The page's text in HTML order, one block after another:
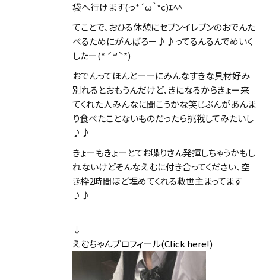
袋へ行けます(っ*´ω｀*c)ｴﾍﾍ
てことで、おひる休憩にセブンイレブンのおでんた
べるためにがんばろー♪♪ってるんるんでめいく
したー(* ˊ꒳ˋ*)
おでんってほんとーーにみんなすきな具材好み
別れるとおもうんだけど、きになるからきょー来
てくれた人みんなに聞こうかな笑じぶんがあんま
り食べたことないものだったら挑戦してみたいし
♪♪
きょーもきょーとてお喋りさん発揮しちゃうかもし
れないけどそんなえむに付き合ってください、空
き枠2時間ほど埋めてくれる救世主まってます
♪♪
↓
えむちゃんプロフィール(Click here!)